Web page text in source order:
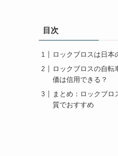
目次
ロックブロスは日本
ロックブロスの自転
価は信用できる？
まとめ：ロックブロ
質でおすすめ